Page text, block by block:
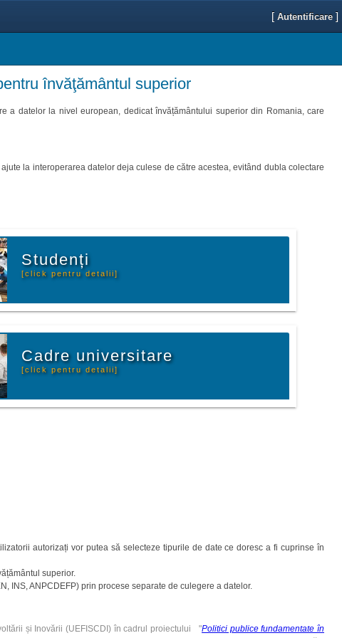
[ Autentificare ]
învăţământul superior
a datelor la nivel european, dedicat învățământului superior din Romania, care
la interoperarea datelor deja culese de către acestea, evitând dubla colectare
Studenți
[click pentru detalii]
Cadre universitare
[click pentru detalii]
autorizați vor putea să selecteze tipurile de date ce doresc a fi cuprinse în
superior.
INS, ANPCDEFP) prin procese separate de culegere a datelor.
și Inovării (UEFISCDI) în cadrul proiectului "Politici publice fundamentate în